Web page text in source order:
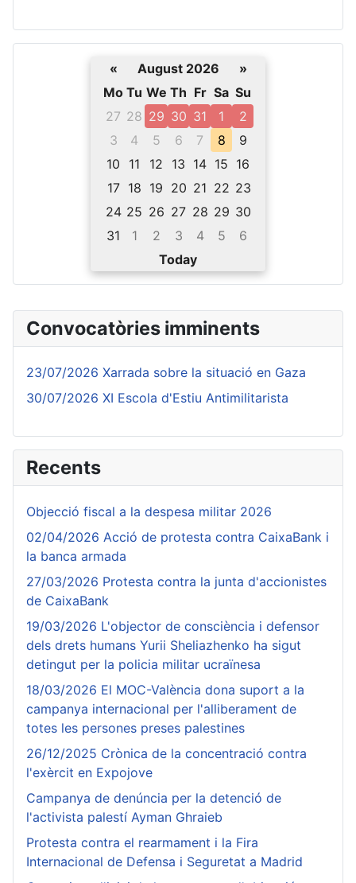
Convocatòries imminents
23/07/2026 Xarrada sobre la situació en Gaza
30/07/2026 XI Escola d'Estiu Antimilitarista
Recents
Objecció fiscal a la despesa militar 2026
02/04/2026 Acció de protesta contra CaixaBank i
la banca armada
27/03/2026 Protesta contra la junta d'accionistes
de CaixaBank
19/03/2026 L'objector de consciència i defensor
dels drets humans Yurii Sheliazhenko ha sigut
detingut per la policia militar ucraïnesa
18/03/2026 El MOC-València dona suport a la
campanya internacional per l'alliberament de
totes les persones preses palestines
26/12/2025 Crònica de la concentració contra
l'exèrcit en Expojove
Campanya de denúncia per la detenció de
l'activista palestí Ayman Ghraieb
Protesta contra el rearmament i la Fira
Internacional de Defensa i Seguretat a Madrid
« August 2026
»
Mo Tu We Th Fr Sa Su
27 28 29 30 31 1
2
3
4 5 6 7 8
9
10
11 12 13 14 15 16
17 18 19 20 21 22 23
24 25 26 27 28 29 30
31
1 2 3 4 5
6
Today